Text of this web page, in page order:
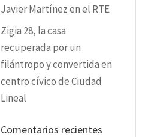
Javier Martínez en el RTE
Zigia 28, la casa
recuperada por un
filántropo y convertida en
centro cívico de Ciudad
Lineal
Comentarios recientes